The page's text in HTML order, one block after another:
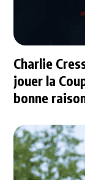
Charlie
jouer la
bonne